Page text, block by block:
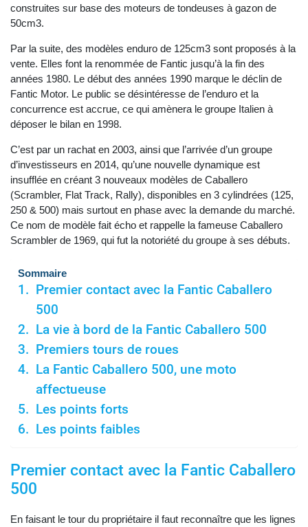
construites sur base des moteurs de tondeuses à gazon de
50cm3.
Par la suite, des modèles enduro de 125cm3 sont proposés à la
vente. Elles font la renommée de Fantic jusqu’à la fin des
années 1980. Le début des années 1990 marque le déclin de
Fantic Motor. Le public se désintéresse de l’enduro et la
concurrence est accrue, ce qui amènera le groupe Italien à
déposer le bilan en 1998.
C’est par un rachat en 2003, ainsi que l’arrivée d’un groupe
d’investisseurs en 2014, qu’une nouvelle dynamique est
insufflée en créant 3 nouveaux modèles de Caballero
(Scrambler, Flat Track, Rally), disponibles en 3 cylindrées (125,
250 & 500) mais surtout en phase avec la demande du marché.
Ce nom de modèle fait écho et rappelle la fameuse Caballero
Scrambler de 1969, qui fut la notoriété du groupe à ses débuts.
Sommaire
Premier contact avec la Fantic Caballero
500
La vie à bord de la Fantic Caballero 500
Premiers tours de roues
La Fantic Caballero 500, une moto
affectueuse
Les points forts
Les points faibles
Premier contact avec la Fantic Caballero
500
En faisant le tour du propriétaire il faut reconnaître que les lignes